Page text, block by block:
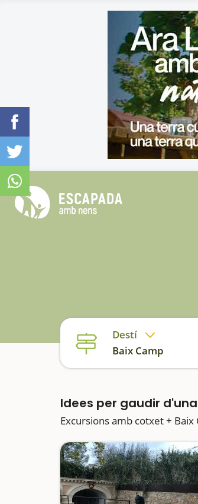
Destí
Baix Camp
Idees per gaudir
Excursions amb cotxet + Baix